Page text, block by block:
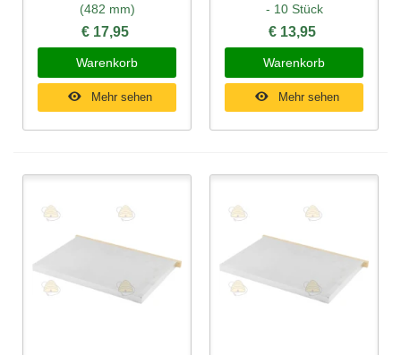
(482 mm)
€ 17,95
Warenkorb
Mehr sehen
- 10 Stück
€ 13,95
Warenkorb
Mehr sehen